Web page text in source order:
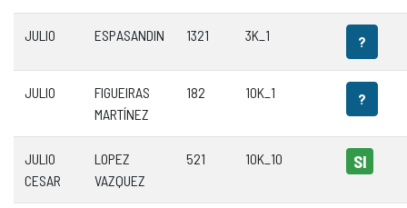
JULIO ESPASANDIN 1321 3K_1 ?
JULIO
FIGUEIRAS
MARTÍNEZ
182 10K_1 ?
JULIO
CESAR
LOPEZ
VAZQUEZ
521 10K_10 SI